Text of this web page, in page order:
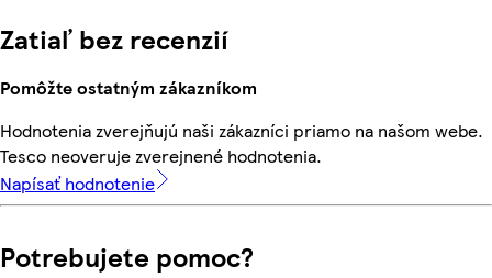
Zatiaľ bez recenzií
Pomôžte ostatným zákazníkom
Hodnotenia zverejňujú naši zákazníci priamo na našom webe.
Tesco neoveruje zverejnené hodnotenia.
Napísať hodnotenie
Potrebujete pomoc?